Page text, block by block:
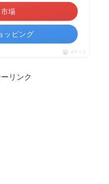
場
ッピング
ポチップ
リンク